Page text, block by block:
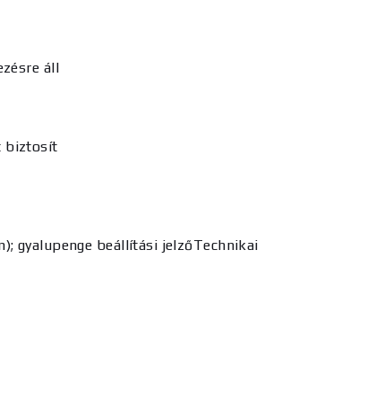
áll
biztosít
gyalupenge beállítási jelzőTechnikai